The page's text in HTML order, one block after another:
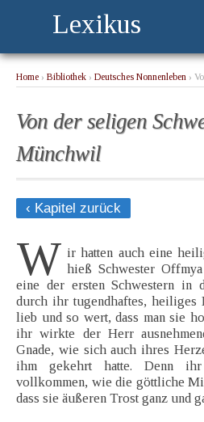
Lexikus
Home › Bibliothek › Deutsches Nonnenleben ›
Von der seligen
Münchwil
‹ Kapitel zurück
W ir hatten auch eine
hieß Schwester
eine der ersten Schwestern in
durch ihr tugendhaftes, heiliges
lieb und so wert, dass man sie
ihr wirkte der Herr
Gnade, wie sich auch ihres
ihm gekehrt hatte. Denn
vollkommen, wie die göttliche
dass sie äußeren Trost ganz und